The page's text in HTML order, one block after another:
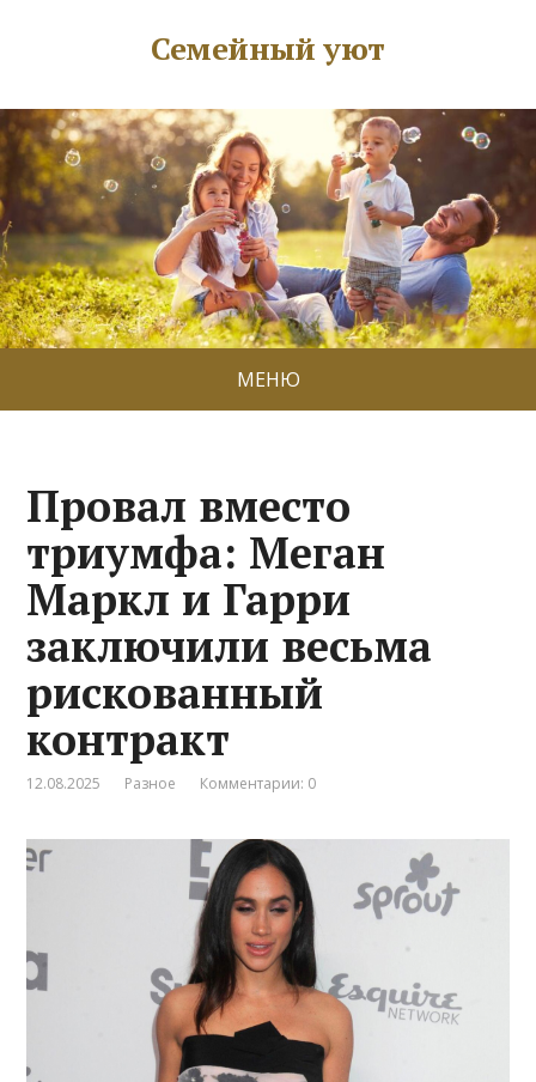
Семейный уют
МЕНЮ
Провал вместо
триумфа: Меган
Маркл и Гарри
заключили весьма
рискованный
контракт
12.08.2025 Разное Комментарии: 0